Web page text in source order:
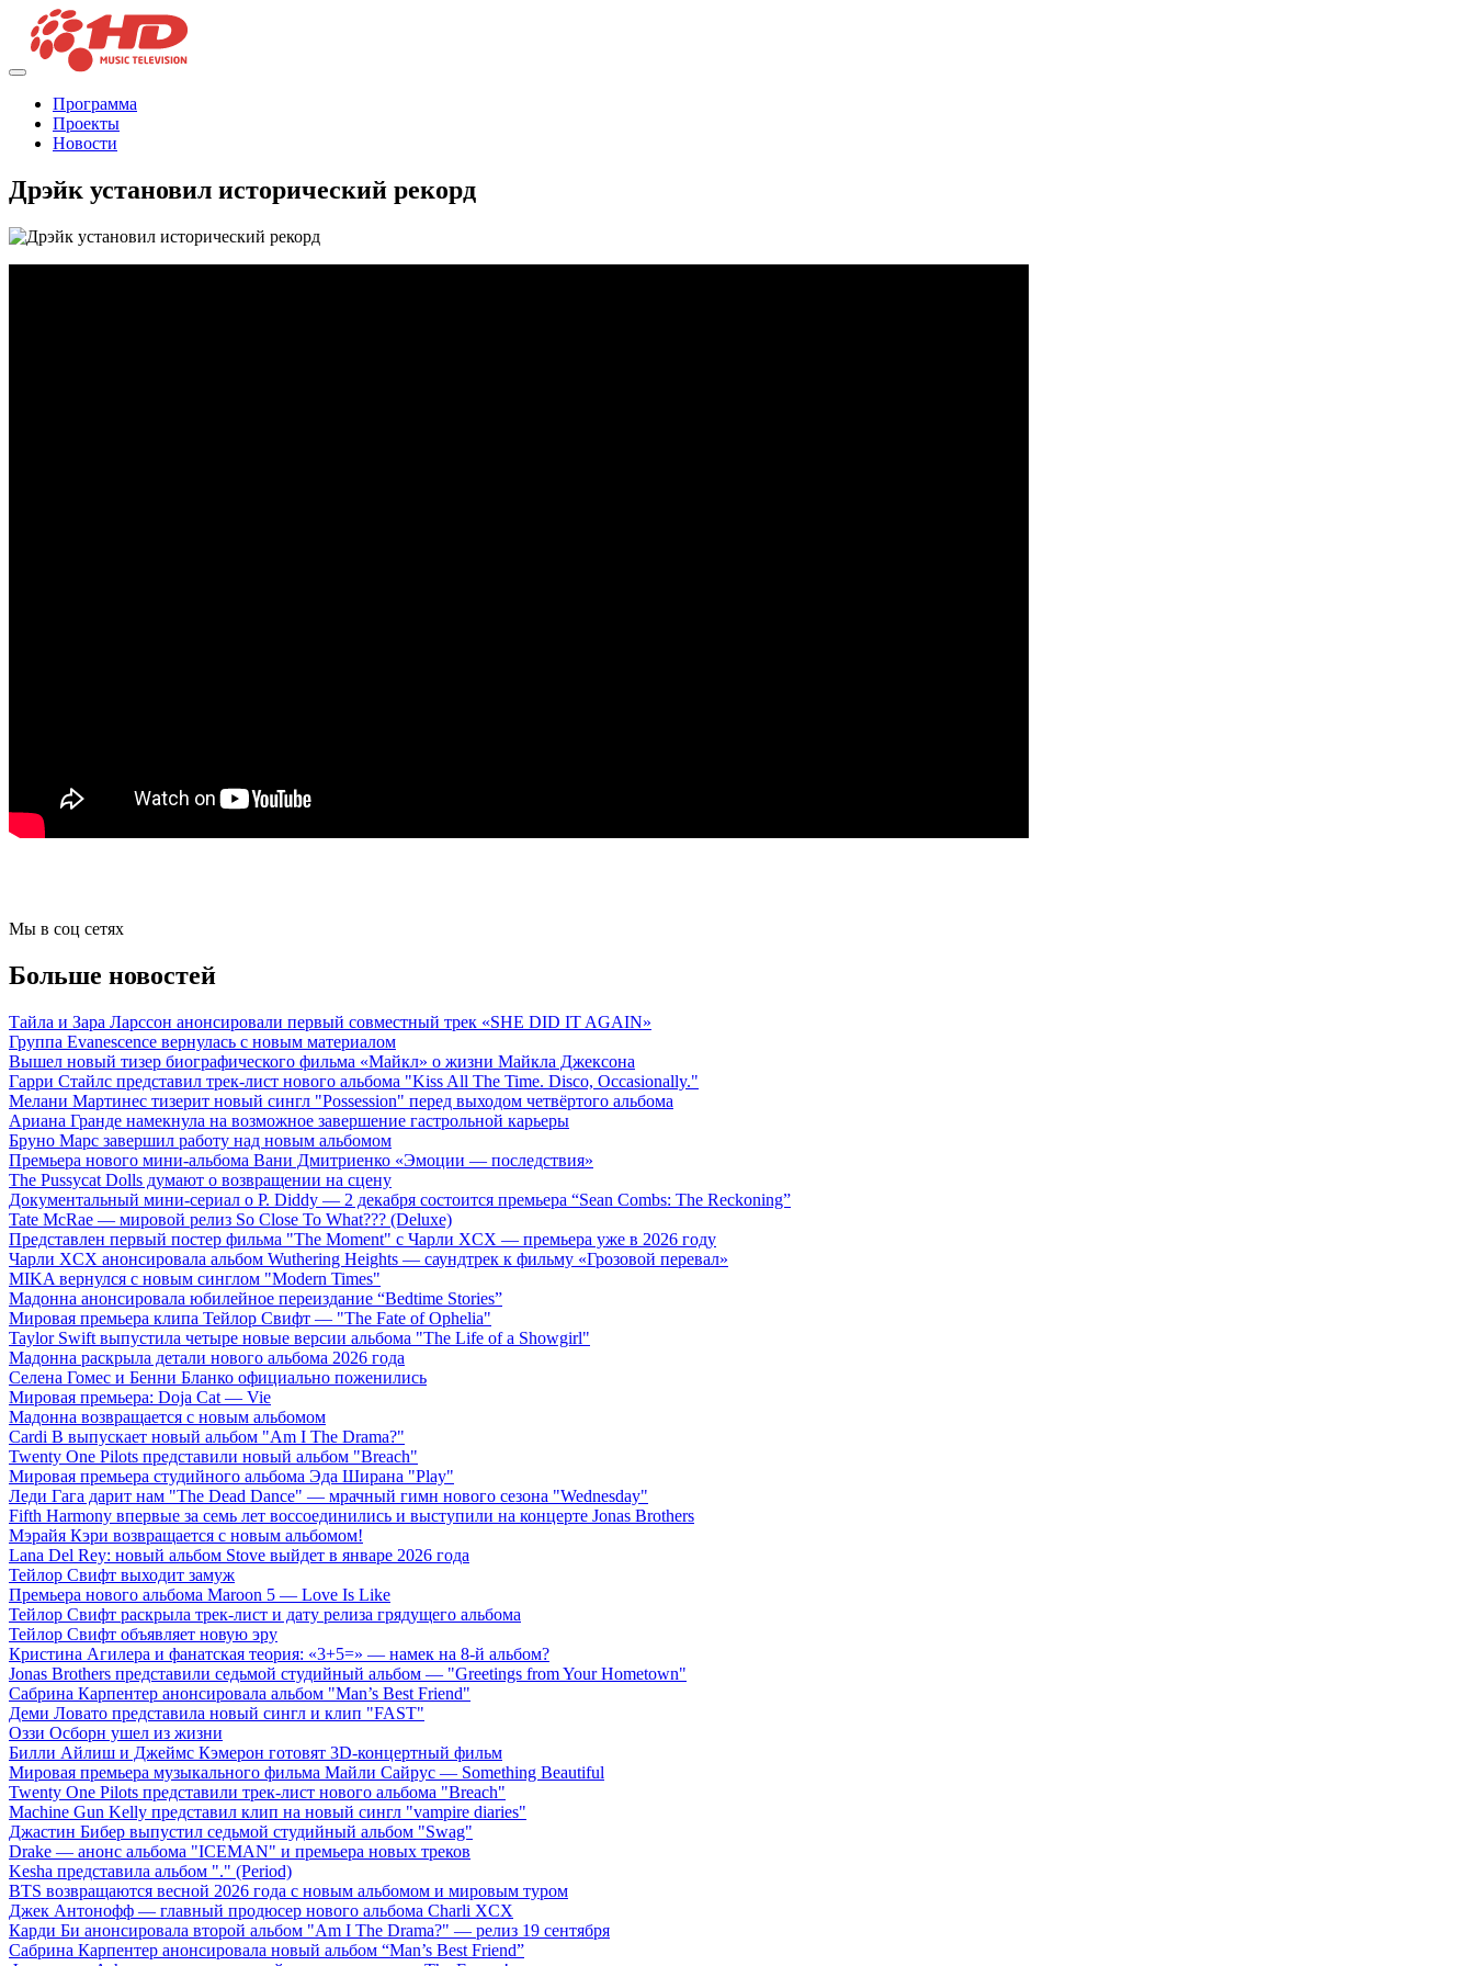
Программа
Проекты
Новости
Дрэйк установил исторический рекорд
Мы в соц сетях
Больше новостей
Тайла и Зара Ларссон анонсировали первый совместный трек «SHE DID IT AGAIN»
Группа Evanescence вернулась с новым материалом
Вышел новый тизер биографического фильма «Майкл» о жизни Майкла Джексона
Гарри Стайлс представил трек-лист нового альбома "Kiss All The Time. Disco, Occasionally."
Мелани Мартинес тизерит новый сингл "Possession" перед выходом четвёртого альбома
Ариана Гранде намекнула на возможное завершение гастрольной карьеры
Бруно Марс завершил работу над новым альбомом
Премьера нового мини-альбома Вани Дмитриенко «Эмоции — последствия»
The Pussycat Dolls думают о возвращении на сцену
Документальный мини-сериал о P. Diddy — 2 декабря состоится премьера “Sean Combs: The Reckoning”
Tate McRae — мировой релиз So Close To What??? (Deluxe)
Представлен первый постер фильма "The Moment" с Чарли XCX — премьера уже в 2026 году
Чарли XCX анонсировала альбом Wuthering Heights — саундтрек к фильму «Грозовой перевал»
MIKA вернулся с новым синглом "Modern Times"
Мадонна анонсировала юбилейное переиздание “Bedtime Stories”
Мировая премьера клипа Тейлор Свифт — "The Fate of Ophelia"
Taylor Swift выпустила четыре новые версии альбома "The Life of a Showgirl"
Мадонна раскрыла детали нового альбома 2026 года
Селена Гомес и Бенни Бланко официально поженились
Мировая премьера: Doja Cat — Vie
Мадонна возвращается с новым альбомом
Cardi B выпускает новый альбом "Am I The Drama?"
Twenty One Pilots представили новый альбом "Breach"
Мировая премьера студийного альбома Эда Ширана "Play"
Леди Гага дарит нам "The Dead Dance" — мрачный гимн нового сезона "Wednesday"
Fifth Harmony впервые за семь лет воссоединились и выступили на концерте Jonas Brothers
Мэрайя Кэри возвращается с новым альбомом!
Lana Del Rey: новый альбом Stove выйдет в январе 2026 года
Тейлор Свифт выходит замуж
Премьера нового альбома Maroon 5 — Love Is Like
Тейлор Свифт раскрыла трек-лист и дату релиза грядущего альбома
Тейлор Свифт объявляет новую эру
Кристина Агилера и фанатская теория: «3+5=» — намек на 8-й альбом?
Jonas Brothers представили седьмой студийный альбом — "Greetings from Your Hometown"
Сабрина Карпентер анонсировала альбом "Man’s Best Friend"
Деми Ловато представила новый сингл и клип "FAST"
Оззи Осборн ушел из жизни
Билли Айлиш и Джеймс Кэмерон готовят 3D-концертный фильм
Мировая премьера музыкального фильма Майли Сайрус — Something Beautiful
Twenty One Pilots представили трек-лист нового альбома "Breach"
Machine Gun Kelly представил клип на новый сингл "vampire diaries"
Джастин Бибер выпустил седьмой студийный альбом "Swag"
Drake — анонс альбома "ICEMAN" и премьера новых треков
Kesha представила альбом "." (Period)
BTS возвращаются весной 2026 года с новым альбомом и мировым туром
Джек Антонофф — главный продюсер нового альбома Charli XCX
Карди Би анонсировала второй альбом "Am I The Drama?" — релиз 19 сентября
Сабрина Карпентер анонсировала новый альбом “Man’s Best Friend”